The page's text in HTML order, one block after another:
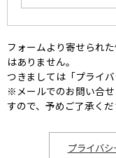
フォームより寄せられ
はありません。
つきましては「プライ
※メールでのお問い合
すので、予めご了承くだ
プライバ